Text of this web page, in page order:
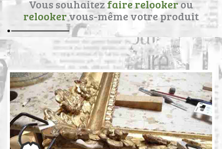
Vous souhaitez faire relookerou
relookervous-même votre produit